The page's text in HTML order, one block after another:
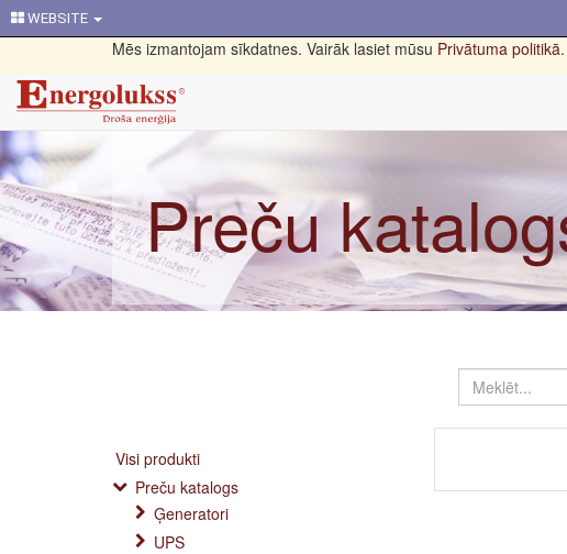
WEBSITE
Mēs izmantojam sīkdatnes. Vairāk lasiet mūsu Privātuma politikā
Preču
Visi produkti
Preču katalogs
Ģeneratori
UPS